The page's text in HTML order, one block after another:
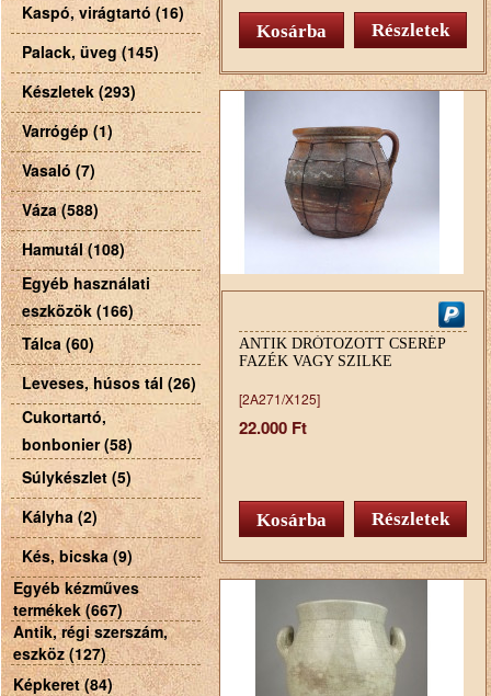
Kaspó, virágtartó (16)
Palack, üveg (145)
Készletek (293)
Varrógép (1)
Vasaló (7)
Váza (588)
Hamutál (108)
Egyéb használati
eszközök (166)
Tálca (60)
Leveses, húsos tál (26)
Cukortartó,
bonbonier (58)
Súlykészlet (5)
Kályha (2)
Kés, bicska (9)
Egyéb kézműves
termékek (667)
Antik, régi szerszám,
eszköz (127)
Képkeret (84)
Részletek
ANTIK DRÓTOZOTT CSERÉP
FAZÉK VAGY SZILKE
[2A271/X125]
22.000 Ft
Részletek